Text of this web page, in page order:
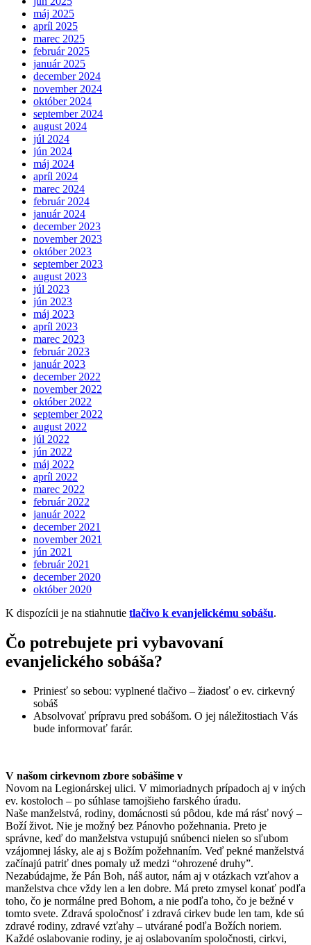
máj 2025
apríl 2025
marec 2025
február 2025
január 2025
december 2024
november 2024
október 2024
september 2024
august 2024
júl 2024
jún 2024
máj 2024
apríl 2024
marec 2024
február 2024
január 2024
december 2023
november 2023
október 2023
september 2023
august 2023
júl 2023
jún 2023
máj 2023
apríl 2023
marec 2023
február 2023
január 2023
december 2022
november 2022
október 2022
september 2022
august 2022
júl 2022
jún 2022
máj 2022
apríl 2022
marec 2022
február 2022
január 2022
december 2021
november 2021
jún 2021
február 2021
december 2020
október 2020
K dispozícii je na stiahnutie tlačivo k evanjelickému sobášu.
Čo potrebujete pri vybavovaní
evanjelického sobáša?
Priniesť so sebou: vyplnené tlačivo – žiadosť o ev. cirkevný
sobáš
Absolvovať prípravu pred sobášom. O jej náležitostiach Vás
bude informovať farár.
V našom cirkevnom zbore sobášime v
Novom na Legionárskej ulici. V mimoriadnych prípadoch aj v iných
ev. kostoloch – po súhlase tamojšieho farského úradu.
Naše manželstvá, rodiny, domácnosti sú pôdou, kde má rásť nový –
Boží život. Nie je možný bez Pánovho požehnania. Preto je
správne, keď do manželstva vstupujú snúbenci nielen so sľubom
vzájomnej lásky, ale aj s Božím požehnaním. Veď pekné manželstvá
začínajú patriť dnes pomaly už medzi “ohrozené druhy”.
Nezabúdajme, že Pán Boh, náš autor, nám aj v otázkach vzťahov a
manželstva chce vždy len a len dobre. Má preto zmysel konať podľa
toho, čo je normálne pred Bohom, a nie podľa toho, čo je bežné v
tomto svete. Zdravá spoločnosť i zdravá cirkev bude len tam, kde sú
zdravé rodiny, zdravé vzťahy – utvárané podľa Božích noriem.
Každé oslabovanie rodiny, je aj oslabovaním spoločnosti, cirkvi,